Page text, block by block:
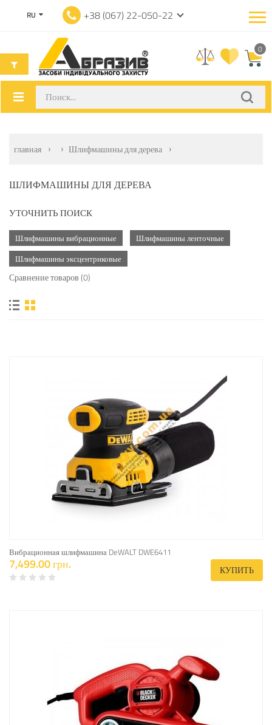
RU +38 (067) 22-050-22
0
главная Шлифмашины для дерева
ШЛИФМАШИНЫ ДЛЯ ДЕРЕВА
УТОЧНИТЬ ПОИСК
Шлифмашины вибрационные
Шлифмашины ленточные
Шлифмашины эксцентриковые
Сравнение товаров (0)
Вибрационная шлифмашина DeWALT DWE6411
7,499.00 грн. КУПИТЬ